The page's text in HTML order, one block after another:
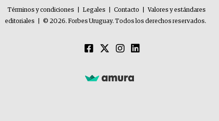
Términos y condiciones Legales Contacto
Valores y estándares
editoriales
© 2026. Forbes Uruguay. Todos los derechos reservados.